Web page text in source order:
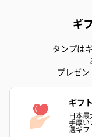
ギ
タンプは
プレゼン
ギフ
日本
手厚い
選ギフ